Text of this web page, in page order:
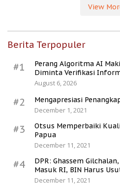
View
Berita Terpopuler
#1
Perang Algoritma AI
Diminta Verifikasi
August 6, 2026
#2
Mengapresiasi
December 1, 2021
#3
Otsus Memperbaiki
Papua
December 11, 2021
#4
DPR: Ghassem
Masuk RI, BIN Harus
December 11, 2021